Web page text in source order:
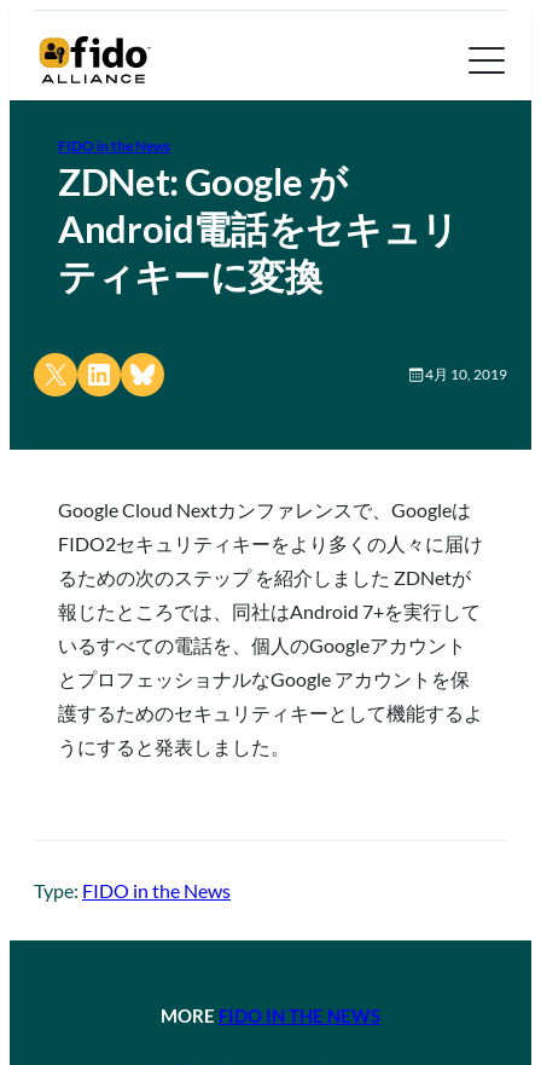
FIDO in the News
ZDNet: Google が
Android電話をセキュリ
ティキーに変換
Share on X Share on LinkedIn
Share on Bluesky 4月 10, 2019
Google Cloud Nextカンファレンスで、Googleは
FIDO2セキュリティキーをより多くの人々に届け
るための次のステップ を紹介しました ZDNetが
報じたところでは、同社はAndroid 7+を実行して
いるすべての電話を、個人のGoogleアカウント
とプロフェッショナルなGoogle アカウントを保
護するためのセキュリティキーとして機能するよ
うにすると発表しました。
Type: FIDO in the News
MORE FIDO IN THE NEWS